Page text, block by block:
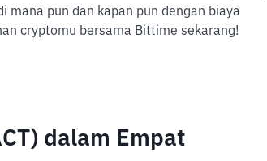
mana pun dan kapan pun dengan biaya
cryptomu bersama Bittime sekarang!
dalam Empat